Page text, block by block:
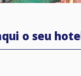
o seu